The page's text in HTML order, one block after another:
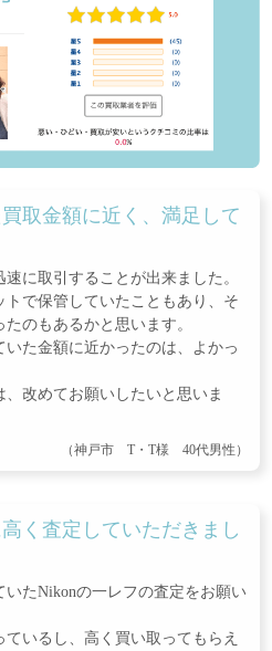
取金額に近く、満足して
に取引することが出来ました。
トで保管していたこともあり、そ
のもあるかと思います。
いた金額に近かったのは、よかっ
、改めてお願いしたいと思いま
（神戸市 T・T様 40代男性）
く査定していただきまし
いたNikonの一レフの査定をお願い
ているし、高く買い取ってもらえ